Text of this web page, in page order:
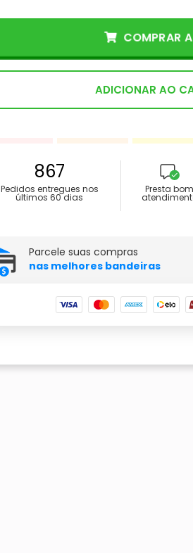
ADICIONAR AO
COMPRAR
867
Pedidos entregues nos
últimos 60 dias
Presta bom
Parcele suas compras
nas melhores bandeiras